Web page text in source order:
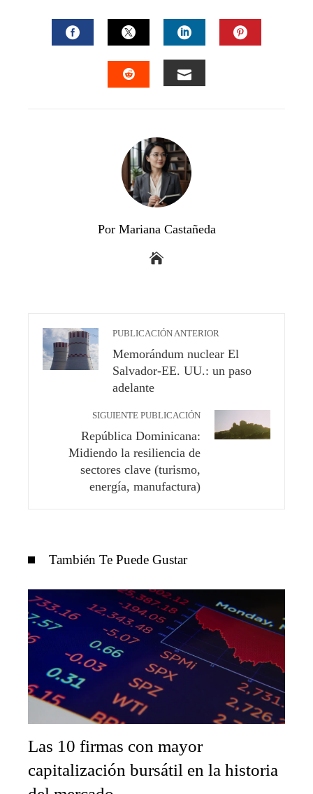
FACEBOOKTWITTERLINKEDIN
Por Mariana Castañeda
PUBLICACIÓN ANTERIOR
Memorándum nuclear El
Salvador-EE. UU.: un paso
adelante
SIGUIENTE PUBLICACIÓN
República Dominicana:
Midiendo la resiliencia de
sectores clave (turismo,
energía, manufactura)
También Te Puede Gustar
Las 10 firmas con mayor
capitalización bursátil en la historia